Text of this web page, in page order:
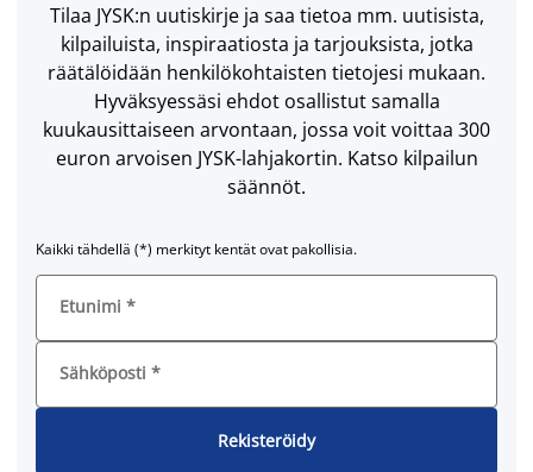
Tilaa JYSK:n uutiskirje ja saa tietoa mm. uutisista,
kilpailuista, inspiraatiosta ja tarjouksista, jotka
räätälöidään henkilökohtaisten tietojesi mukaan.
Hyväksyessäsi ehdot osallistut samalla
kuukausittaiseen arvontaan, jossa voit voittaa 300
euron arvoisen JYSK-lahjakortin. Katso kilpailun
säännöt.
Kaikki tähdellä (*) merkityt kentät ovat pakollisia.
Etunimi *
Sähköposti *
Rekisteröidy